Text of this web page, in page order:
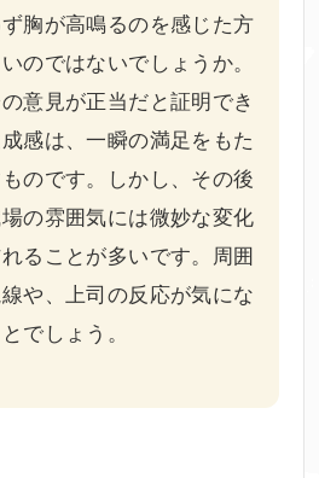
胸が高鳴るのを感じた方
のではないでしょうか。
意見が正当だと証明でき
感は、一瞬の満足をもた
のです。しかし、その後
の雰囲気には微妙な変化
ることが多いです。周囲
や、上司の反応が気にな
でしょう。